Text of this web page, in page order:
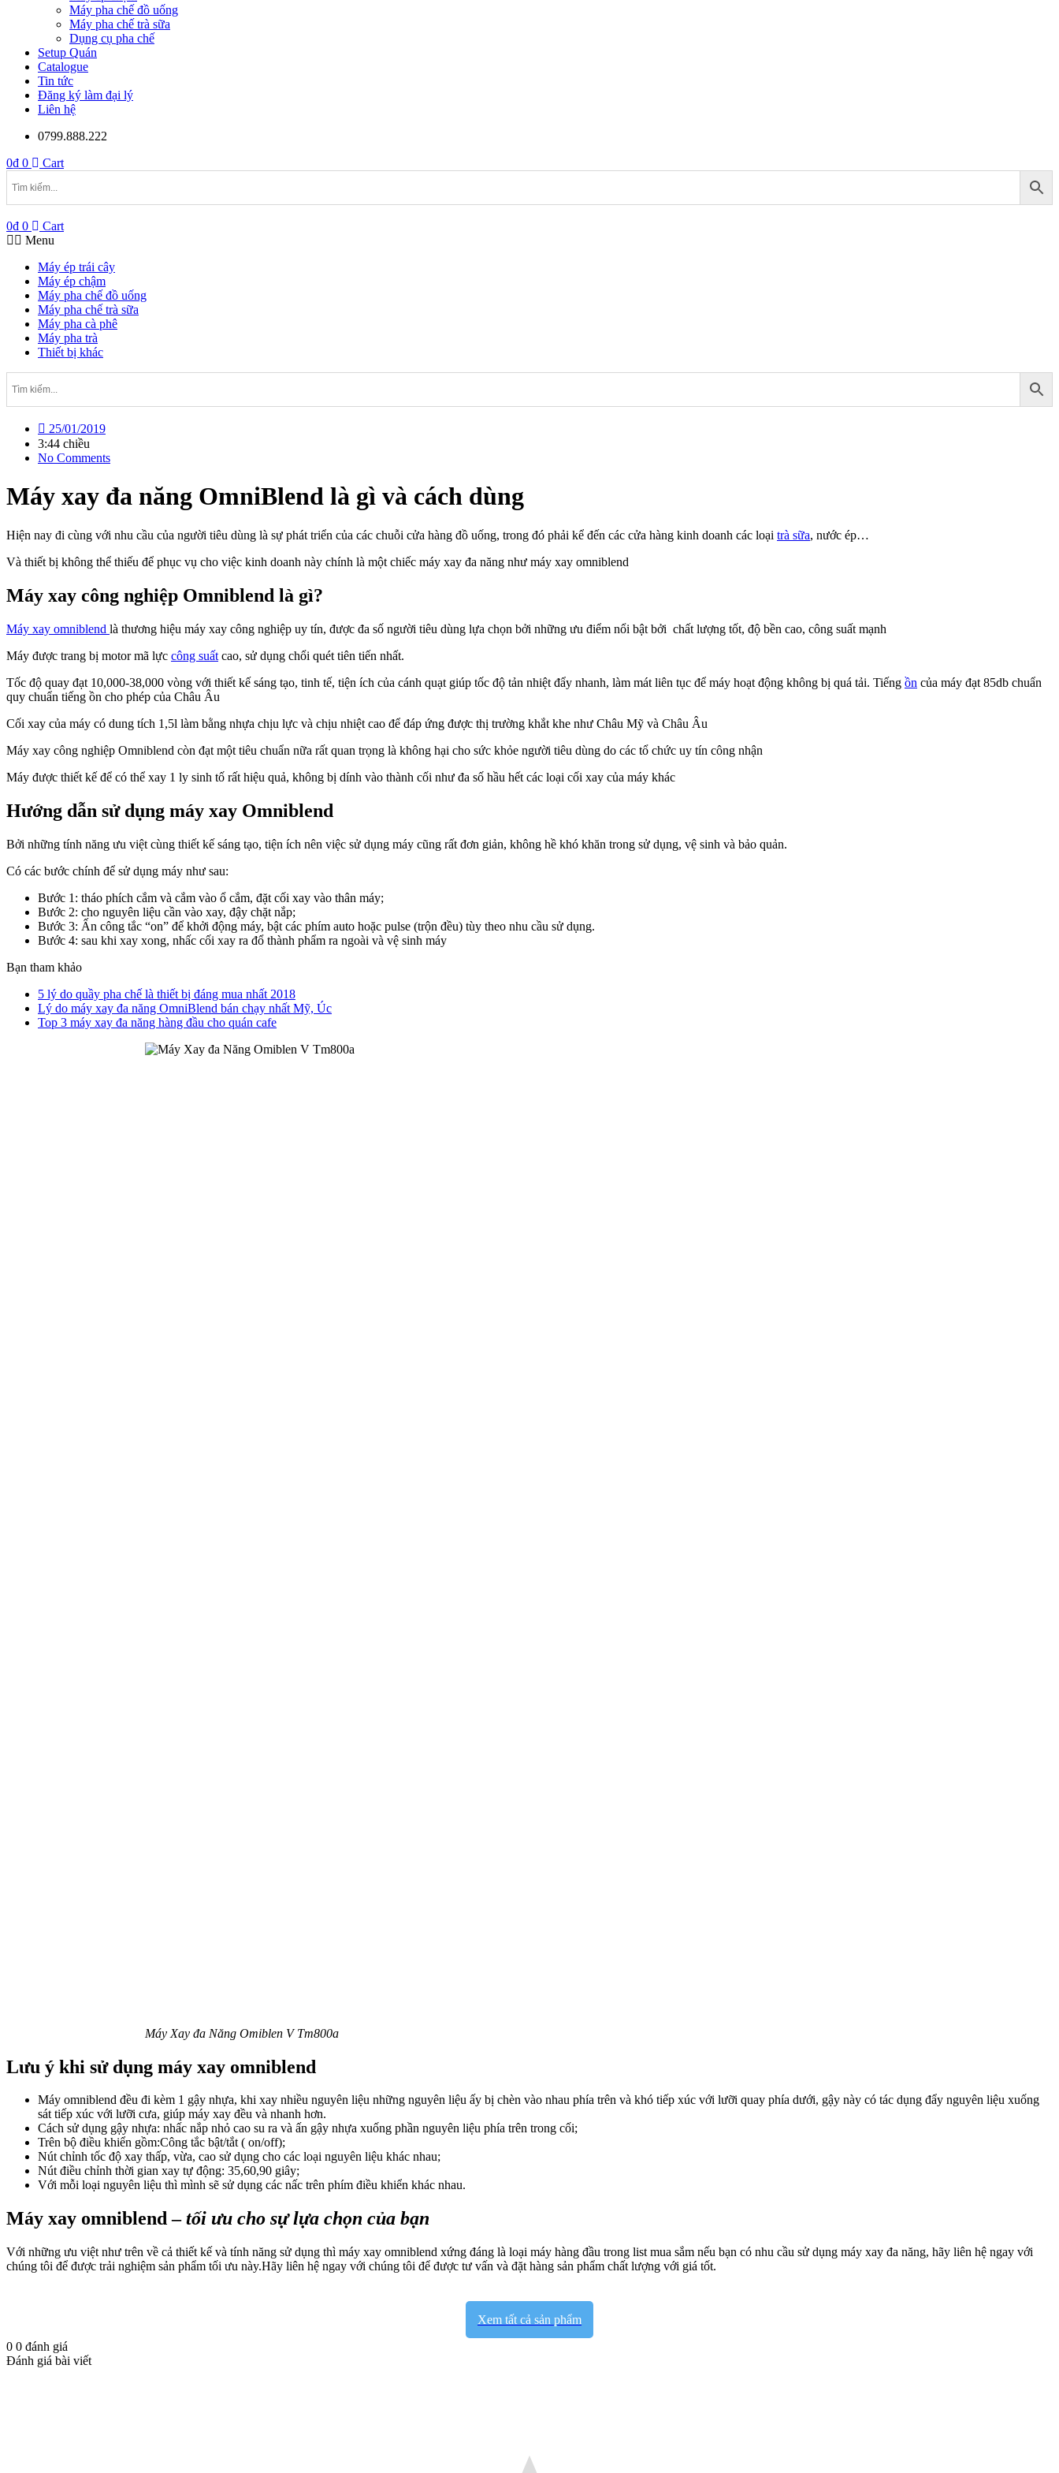
Máy pha chế đồ uống
Máy pha chế trà sữa
Dụng cụ pha chế
Setup Quán
Catalogue
Tin tức
Đăng ký làm đại lý
Liên hệ
0799.888.222
0₫ 0 Cart
0₫ 0
Cart
Menu
Máy ép trái cây
Máy ép chậm
Máy pha chế đồ uống
Máy pha chế trà sữa
Máy pha cà phê
Máy pha trà
Thiết bị khác
25/01/2019
3:44 chiều
No Comments
Máy xay đa năng OmniBlend là gì và cách dùng
Hiện nay đi cùng với nhu cầu của người tiêu dùng là sự phát triển của các chuỗi cửa hàng đồ uống, trong đó phải kể đến các cửa hàng kinh doanh các loại trà sữa, nước ép…
Và thiết bị không thể thiếu để phục vụ cho việc kinh doanh này chính là một chiếc máy xay đa năng như máy xay omniblend
Máy xay công nghiệp Omniblend là gì?
Máy xay omniblend là thương hiệu máy xay công nghiệp uy tín, được đa số người tiêu dùng lựa chọn bởi những ưu điểm nổi bật bởi chất lượng tốt, độ bền cao, công suất mạnh
Máy được trang bị motor mã lực công suất cao, sử dụng chổi quét tiên tiến nhất.
Tốc độ quay đạt 10,000-38,000 vòng với thiết kế sáng tạo, tinh tế, tiện ích của cánh quạt giúp tốc độ tản nhiệt đẩy nhanh, làm mát liên tục để máy hoạt động không bị quá tải. Tiếng ồn của máy đạt 85db chuẩn
quy chuẩn tiếng ồn cho phép của Châu Âu
Cối xay của máy có dung tích 1,5l làm bằng nhựa chịu lực và chịu nhiệt cao để đáp ứng được thị trường khắt khe như Châu Mỹ và Châu Âu
Máy xay công nghiệp Omniblend còn đạt một tiêu chuẩn nữa rất quan trọng là không hại cho sức khỏe người tiêu dùng do các tổ chức uy tín công nhận
Máy được thiết kế để có thể xay 1 ly sinh tố rất hiệu quả, không bị dính vào thành cối như đa số hầu hết các loại cối xay của máy khác
Hướng dẫn sử dụng máy xay Omniblend
Bởi những tính năng ưu việt cùng thiết kế sáng tạo, tiện ích nên việc sử dụng máy cũng rất đơn giản, không hề khó khăn trong sử dụng, vệ sinh và bảo quản.
Có các bước chính để sử dụng máy như sau:
Bước 1: tháo phích cắm và cắm vào ổ cắm, đặt cối xay vào thân máy;
Bước 2: cho nguyên liệu cần vào xay, đậy chặt nắp;
Bước 3: Ấn công tắc “on” để khởi động máy, bật các phím auto hoặc pulse (trộn đều) tùy theo nhu cầu sử dụng.
Bước 4: sau khi xay xong, nhấc cối xay ra đổ thành phẩm ra ngoài và vệ sinh máy
Bạn tham khảo
5 lý do quầy pha chế là thiết bị đáng mua nhất 2018
Lý do máy xay đa năng OmniBlend bán chạy nhất Mỹ, Úc
Top 3 máy xay đa năng hàng đầu cho quán cafe
Máy Xay đa Năng Omiblen V Tm800a
Lưu ý khi sử dụng máy xay omniblend
Máy omniblend đều đi kèm 1 gậy nhựa, khi xay nhiều nguyên liệu những nguyên liệu ấy bị chèn vào nhau phía trên và khó tiếp xúc với lưỡi quay phía dưới, gậy này có tác dụng đẩy nguyên liệu xuống
sát tiếp xúc với lưỡi cưa, giúp máy xay đều và nhanh hơn.
Cách sử dụng gậy nhựa: nhấc nắp nhỏ cao su ra và ấn gậy nhựa xuống phần nguyên liệu phía trên trong cối;
Trên bộ điều khiển gồm:Công tắc bật/tắt ( on/off);
Nút chỉnh tốc độ xay thấp, vừa, cao sử dụng cho các loại nguyên liệu khác nhau;
Nút điều chỉnh thời gian xay tự động: 35,60,90 giây;
Với mỗi loại nguyên liệu thì mình sẽ sử dụng các nấc trên phím điều khiển khác nhau.
Máy xay omniblend –tối ưu cho sự lựa chọn của bạn
Với những ưu việt như trên về cả thiết kế và tính năng sử dụng thì máy xay omniblend xứng đáng là loại máy hàng đầu trong list mua sắm nếu bạn có nhu cầu sử dụng máy xay đa năng, hãy liên hệ ngay với
chúng tôi để được trải nghiệm sản phẩm tối ưu này.Hãy liên hệ ngay với chúng tôi để được tư vấn và đặt hàng sản phẩm chất lượng với giá tốt.
Xem tất cả sản phẩm
0 0 đánh giá
Đánh giá bài viết